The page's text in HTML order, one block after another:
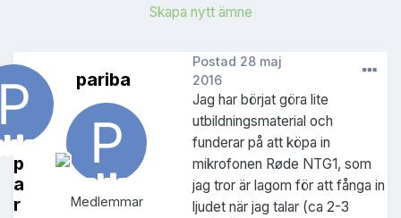
Skapa nytt ämne
p
a
r
pariba
Medlemmar
Postad 28 maj
2016
Jag har börjat göra lite
utbildningsmaterial och
funderar på att köpa in
mikrofonen Røde NTG1, som
jag tror är lagom för att fånga in
ljudet när jag talar (ca 2-3